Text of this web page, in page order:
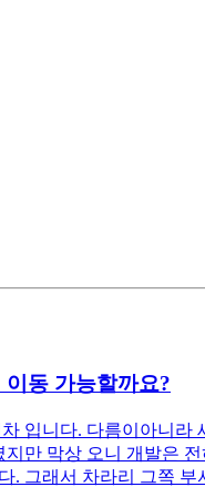
동 가능할까요?
입니다. 다름이아니
만 막상 오니 개발은
. 그래서 차라리 그쪽